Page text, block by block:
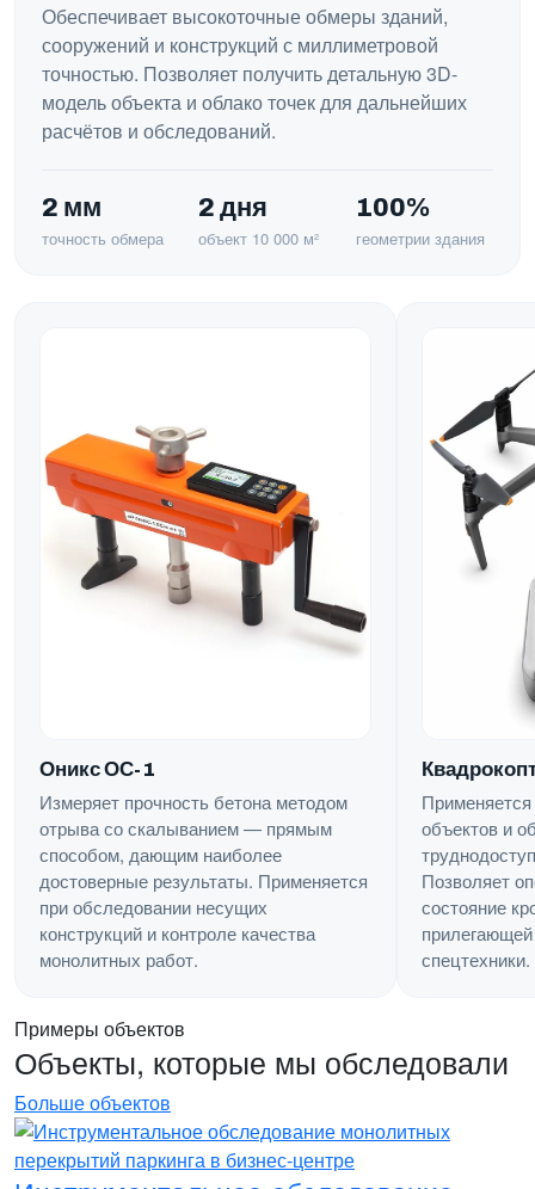
Обеспечивает высокоточные обмеры зданий,
сооружений и конструкций с миллиметровой
точностью. Позволяет получить детальную 3D-
модель объекта и облако точек для дальнейших
расчётов и обследований.
2 мм
точность обмера
2 дня
объект 10 000 м²
100%
геометрии здания
Оникс ОС-1
Измеряет прочность бетона методом
отрыва со скалыванием — прямым
способом, дающим наиболее
достоверные результаты. Применяется
при обследовании несущих
конструкций и контроле качества
монолитных работ.
объектов и
Позволяет
состояние
спецтехники.
Примеры объектов
Объекты, которые мы обследовали
Больше объектов